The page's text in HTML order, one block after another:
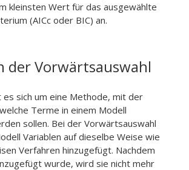
kleinsten Wert für das ausgewählte
(AICc oder BIC) an.
der Vorwärtsauswahl
es sich um eine Methode, mit der
Terme in einem Modell
sollen. Bei der Vorwärtsauswahl
Variablen auf dieselbe Weise wie
Verfahren hinzugefügt. Nachdem
wurde, wird sie nicht mehr